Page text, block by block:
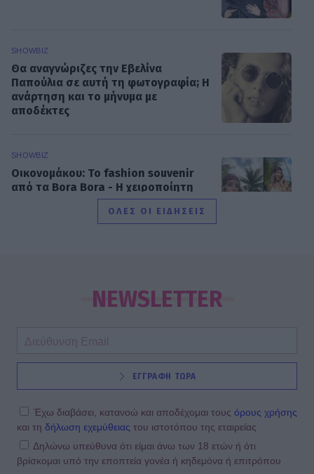
SHOWBIZ
Θα αναγνώριζες την Εβελίνα
Παπούλια σε αυτή τη φωτογραφία; Η
ανάρτηση και το μήνυμα με
αποδέκτες
SHOWBIZ
Οικονομάκου: To fashion souvenir
από τα Bora Bora - H χειροποίητη
τσάντα από φύλλα που θα ζηλέψεις
– Το πολύχρωμο look που ξεχώρισε
σε καλοκαιρινό πάρτι
SHOWBIZ
Η Βάλια Χατζηθεοδώρου μαγνητίζει
πόζες στο νησί των ανέμων
SHOWBIZ
ΟΛΕΣ ΟΙ ΕΙΔΗΣΕΙΣ
NEWSLETTER
ΕΓΓΡΑΦΗ ΤΩΡΑ
Έχω διαβάσει, κατανοώ και αποδέχομαι τους όρους χρήσης
και τη δήλωση εχεμύθειας του ιστοτόπου της εταιρείας
Δηλώνω υπεύθυνα ότι είμαι άνω των 18 ετών ή ότι
βρίσκομαι υπό την εποπτεία γονέα ή κηδεμόνα ή επιτρόπου